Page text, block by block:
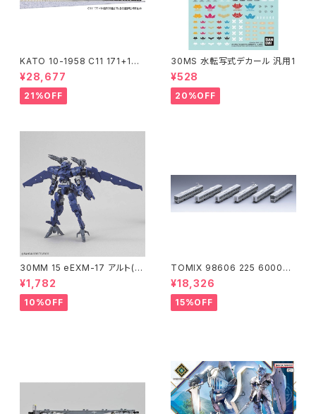
KATO 10-1958 C11 171+14
系｢SL冬の湿原号｣ 6両セット
特企品 Nゲージ 鉄道模型 北海
道（新品 在庫品）
¥28,677
21%OFF
30MS 水転写式デカール 汎用1
¥528
20%OFF
30MM 15 eEXM-17 アルト(空
中戦仕様)ネイビー
¥1,782
10%OFF
TOMIX 98606 225 6000系
(6両) 鉄道模型
¥18,326
15%OFF